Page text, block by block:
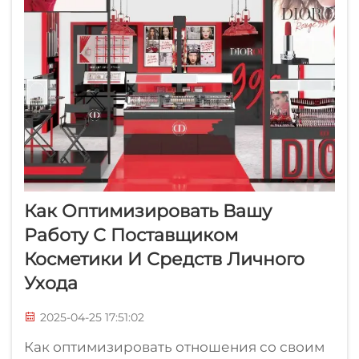
Как Оптимизировать Вашу
Работу С Поставщиком
Косметики И Средств Личного
Ухода
2025-04-25 17:51:02
Как оптимизировать отношения со своим